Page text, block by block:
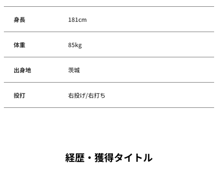
身長 181cm
体重 85kg
出身地 茨城
投打 右投げ/右打ち
経歴・獲得タイトル